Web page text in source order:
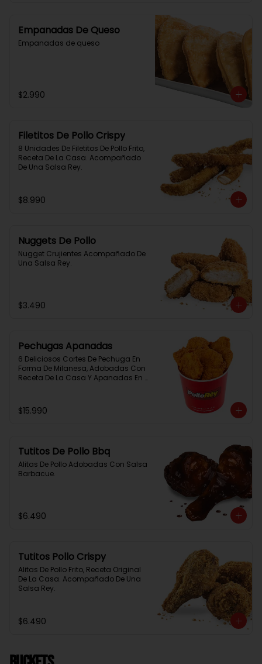
Empanadas De Queso
Empanadas de queso
$2.990
Filetitos De Pollo Crispy
8 Unidades De Filetitos De Pollo Frito,
Receta De La Casa. Acompañado
De Una Salsa Rey.
$8.990
Nuggets De Pollo
Nugget Crujientes Acompañado De
Una Salsa Rey.
$3.490
Pechugas Apanadas
6 Deliciosos Cortes De Pechuga En
Forma De Milanesa, Adobadas Con
Receta De La Casa Y Apanadas En
$15.990
Tutitos De Pollo Bbq
Alitas De Pollo Adobadas Con Salsa
Barbacue.
$6.490
Tutitos Pollo Crispy
Alitas De Pollo Frito, Receta Original
De La Casa. Acompañado De Una
Salsa Rey.
$6.490